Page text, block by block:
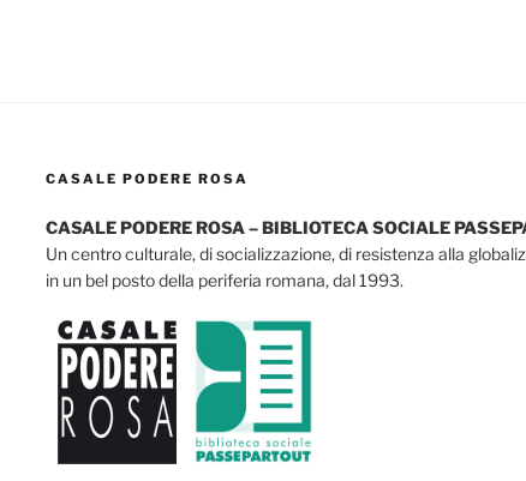
CASALE PODERE ROSA
CASALE PODERE ROSA – BIBLIOTECA SOCIALE
Un centro culturale, di socializzazione, di resistenza alla
in un bel posto della periferia romana, dal 1993.